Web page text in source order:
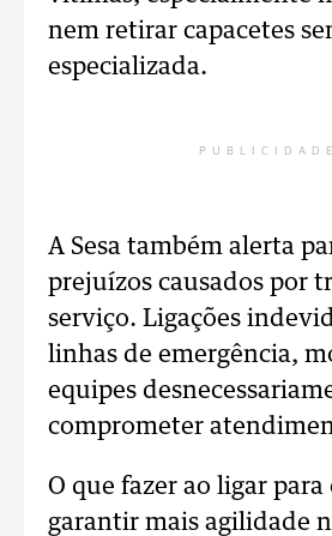
nem retirar capacetes
especializada.
PUBLICIDADE
A Sesa também alerta
prejuízos causados por
serviço. Ligações
linhas de emergência,
equipes
comprometer
O que fazer ao ligar para
garantir mais agilidade